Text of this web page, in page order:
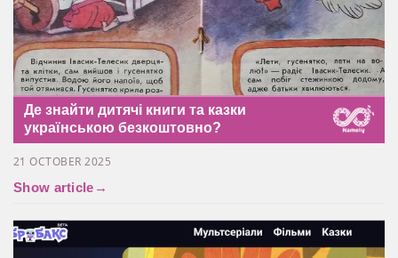
Де знайти дитячі книги та казки
українською безкоштовно?
21 OCTOBER 2025
Show article →